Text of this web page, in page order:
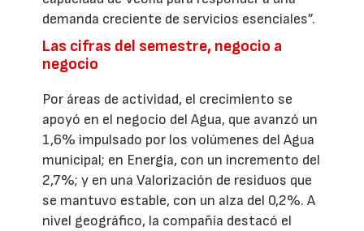
demanda creciente de servicios esenciales”.
Las cifras del semestre, negocio a
negocio
Por áreas de actividad, el crecimiento se
apoyó en el negocio del Agua, que avanzó un
1,6% impulsado por los volúmenes del Agua
municipal; en Energía, con un incremento del
2,7%; y en una Valorización de residuos que
se mantuvo estable, con un alza del 0,2%. A
nivel geográfico, la compañía destacó el